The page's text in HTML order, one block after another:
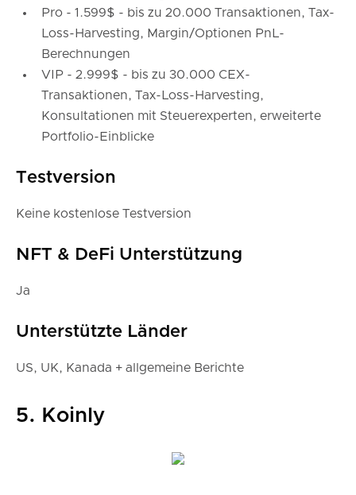
Pro - 1.599$ - bis zu 20.000 Transaktionen, Tax-
Loss-Harvesting, Margin/Optionen PnL-
Berechnungen
VIP - 2.999$ - bis zu 30.000 CEX-
Transaktionen, Tax-Loss-Harvesting,
Konsultationen mit Steuerexperten, erweiterte
Portfolio-Einblicke
Testversion
Keine kostenlose Testversion
NFT & DeFi Unterstützung
Ja
Unterstützte Länder
US, UK, Kanada + allgemeine Berichte
5. Koinly